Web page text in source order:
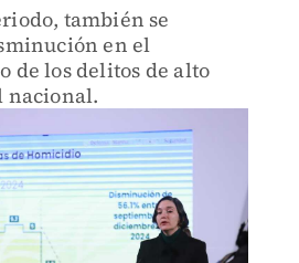
también se
en el
de los delitos de alto
nacional.